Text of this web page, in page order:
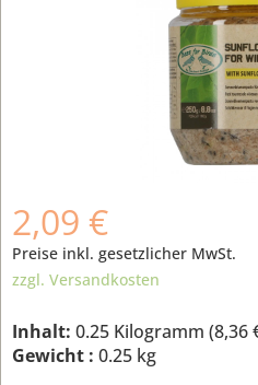
2,09 €
Preise inkl. gesetzlicher MwSt.
zzgl. Versandkosten
Inhalt: 0.25 Kilogramm (8,36
Gewicht : 0.25 kg